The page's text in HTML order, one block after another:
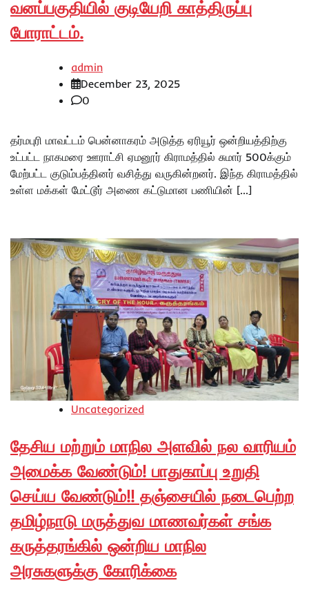
வனப்பகுதியில் குடியேறி காத்திருப்பு
போராட்டம்.
admin
December 23, 2025
0
தர்மபுரி மாவட்டம் பென்னாகரம் அடுத்த ஏரியூர் ஒன்றியத்திற்கு
உட்பட்ட நாகமரை ஊராட்சி ஏமனூர் கிராமத்தில் சுமார் 500க்கும்
மேற்பட்ட குடும்பத்தினர் வசித்து வருகின்றனர். இந்த கிராமத்தில்
உள்ள மக்கள் மேட்டூர் அணை கட்டுமான பணியின் […]
Uncategorized
தேசிய மற்றும் மாநில அளவில் நல வாரியம்
அமைக்க வேண்டும்! பாதுகாப்பு உறுதி
செய்ய வேண்டும்!! தஞ்சையில் நடைபெற்ற
தமிழ்நாடு மருத்துவ மாணவர்கள் சங்க
கருத்தரங்கில் ஒன்றிய மாநில
அரசுகளுக்கு கோரிக்கை